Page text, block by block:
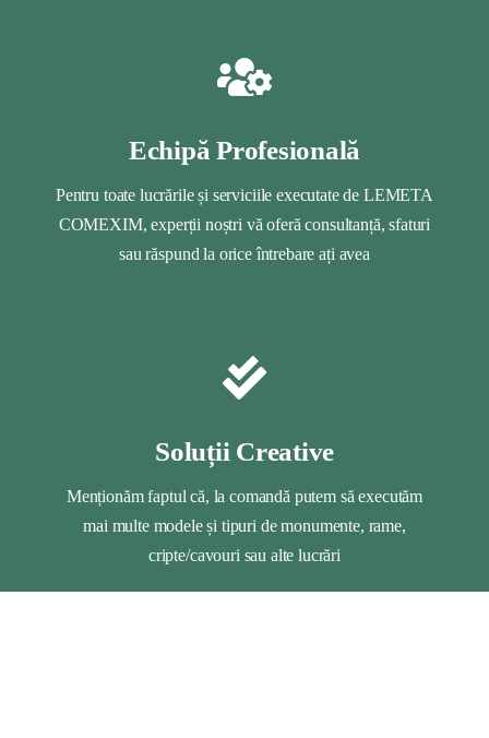
Echipă Profesională
Pentru toate lucrările și serviciile executate de LEMETA
COMEXIM, experții noștri vă oferă consultanță, sfaturi
sau răspund la orice întrebare ați avea
Soluții Creative
Menționăm faptul că, la comandă putem să executăm
mai multe modele și tipuri de monumente, rame,
cripte/cavouri sau alte lucrări